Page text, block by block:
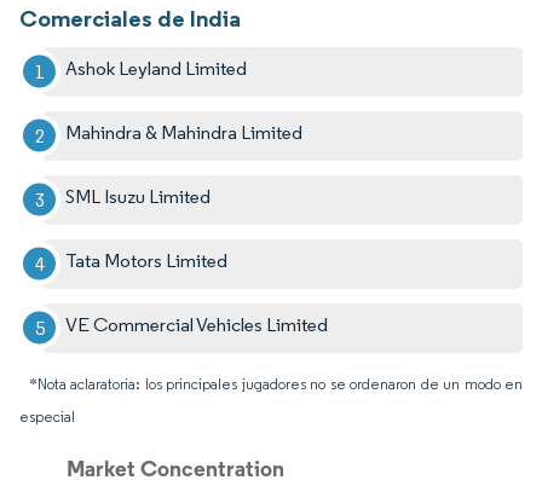
Comerciales de India
Ashok Leyland Limited
Mahindra & Mahindra Limited
SML Isuzu Limited
Tata Motors Limited
VE Commercial Vehicles Limited
*Nota aclaratoria: los principales jugadores no se ordenaron de un modo en
especial